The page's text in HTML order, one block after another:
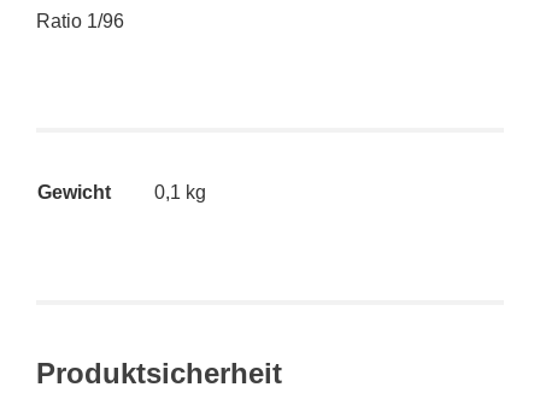
Ratio 1/96
Gewicht 0,1 kg
Produktsicherheit